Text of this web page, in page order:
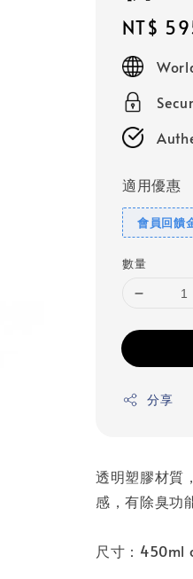
Regular
price
NT$
適用優惠
會員回饋
數量
分享
透明塑膠材質
感，有除臭功
尺寸：450ml